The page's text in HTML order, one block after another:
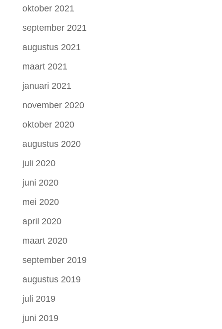
oktober 2021
september 2021
augustus 2021
maart 2021
januari 2021
november 2020
oktober 2020
augustus 2020
juli 2020
juni 2020
mei 2020
april 2020
maart 2020
september 2019
augustus 2019
juli 2019
juni 2019